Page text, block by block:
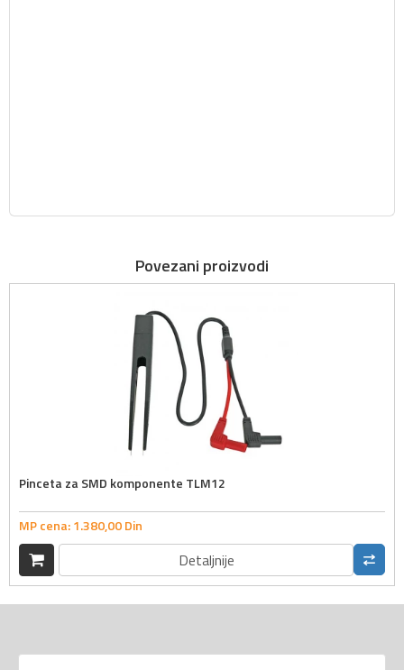
Povezani proizvodi
Pinceta za SMD komponente TLM12
MP cena:1.380,00Din
Detaljnije